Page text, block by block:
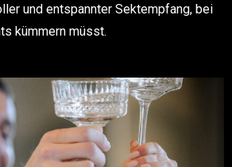
und entspannter Sektempfang, bei
kümmern müsst.